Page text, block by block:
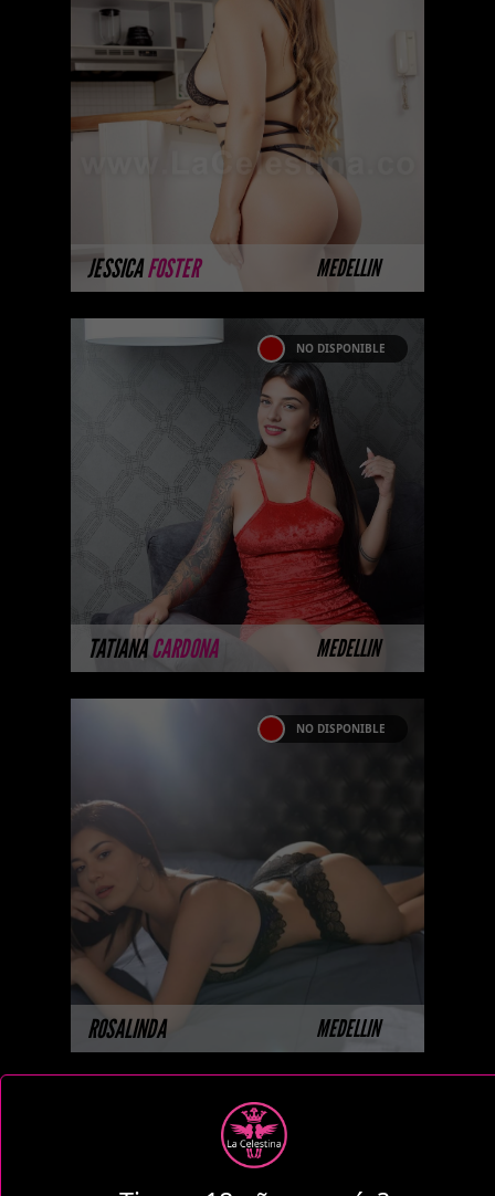
JESSICAFOSTER MEDELLIN
Próximamente.... Algunas de
nuestras modelos aún no tienen
imágenes disponibles en la web
porque están completando su
MÁS INFORMACIÓN
TATIANACARDONA MEDELLIN
NO DISPONIBLE
Hola me llamo Tatiana Cardona,
Soy una chica de contextura
Atlética echa para cumplir todas
tus fantasías, tengo cabello
negro dis ...
MÁS INFORMACIÓN
ROSALINDA MEDELLIN
NO DISPONIBLE
Hola soy Rosalinda una Prepago
de Medellin , tengo cabello
negro de trasero grande . Tetas
tamaño D. Me encanta lento y
duradero. ...
MÁS INFORMACIÓN
REBECA TABORDA
Próximamente.... Algunas de